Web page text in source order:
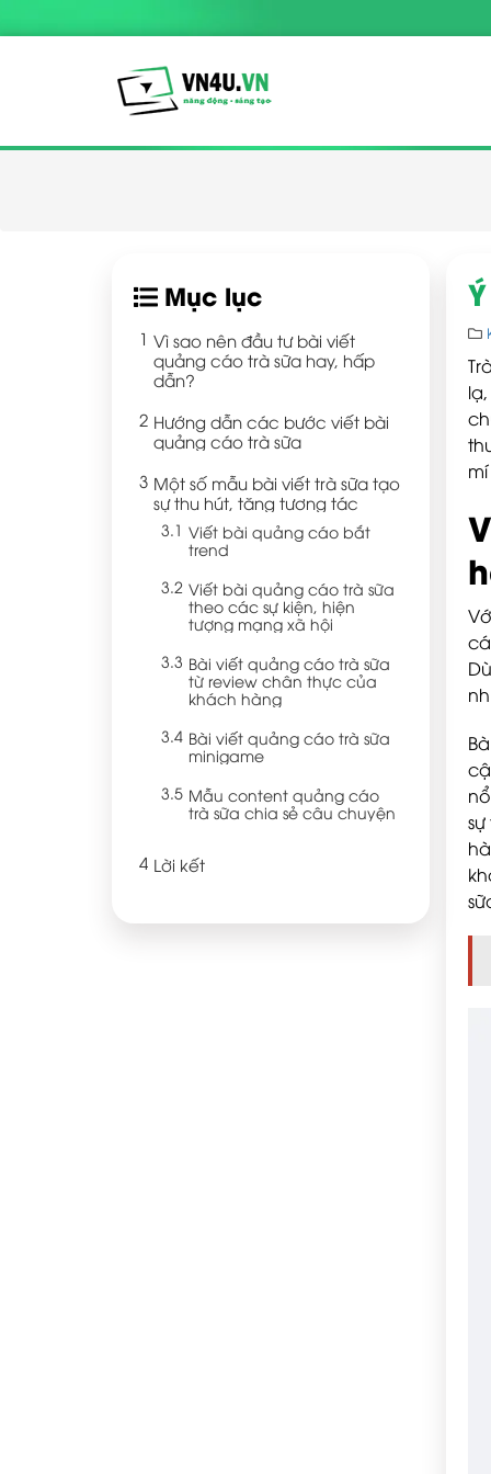
Mục lục
Vì sao nên đầu tư bài viết
quảng cáo trà sữa hay, hấp
dẫn?
Hướng dẫn các bước viết bài
quảng cáo trà sữa
Một số mẫu bài viết trà sữa tạo
sự thu hút, tăng tương tác
Viết bài quảng cáo bắt
trend
Viết bài quảng cáo trà sữa
theo các sự kiện, hiện
tượng mạng xã hội
Bài viết quảng cáo trà sữa
từ review chân thực của
khách hàng
Bài viết quảng cáo trà sữa
minigame
Mẫu content quảng cáo
trà sữa chia sẻ câu chuyện
Lời kết